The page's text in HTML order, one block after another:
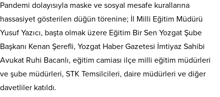
Pandemi dolayısıyla maske ve sosyal mesafe kurallarına
hassasiyet gösterilen düğün törenine; İl Milli Eğitim Müdürü
Yusuf Yazıcı, başta olmak üzere Eğitim Bir Sen Yozgat Şube
Başkanı Kenan Şerefli, Yozgat Haber Gazetesi İmtiyaz Sahibi
Avukat Ruhi Bacanlı, eğitim camiası ilçe milli eğitim müdürleri
ve şube müdürleri, STK Temsilcileri, daire müdürleri ve diğer
davetliler katıldı.